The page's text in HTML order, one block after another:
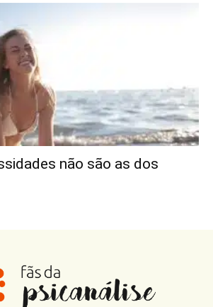
não são as dos